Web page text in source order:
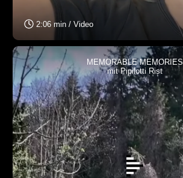
2:06 min / Video
MEMORABLE MEMORIES
mit Pipilotti Rist